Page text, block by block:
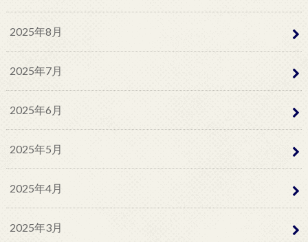
2025年8月
2025年7月
2025年6月
2025年5月
2025年4月
2025年3月